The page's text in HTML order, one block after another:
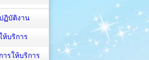
ฏิบัติงาน
ห้บริการ
ารให้บริการ